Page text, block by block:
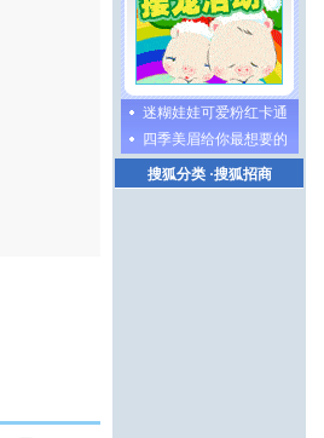
迷糊娃娃可爱粉红卡通
四季美眉给你最想要的
搜狐分类·搜狐招商